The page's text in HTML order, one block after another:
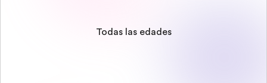
Todas las edades